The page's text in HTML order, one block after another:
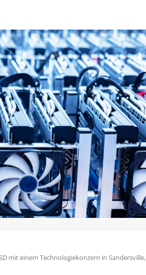
mit einem Technologiekonzern in Sandersville,